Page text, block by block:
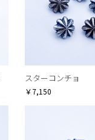
スターコンチョ
￥7,150